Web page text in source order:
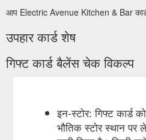
आप Electric Avenue Kitchen & Bar
उपहार कार्ड शेष
गिफ्ट कार्ड बैलेंस चेक विकल्प
इन-स्टोर: गिफ्ट कार्ड
भौतिक स्टोर स्थान पर